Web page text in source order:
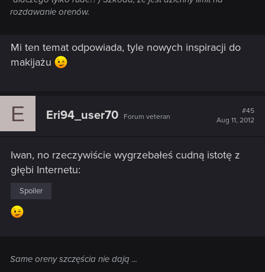
rozdawanie orenów.
Mi ten temat odpowiada, tyle nowych inspiracji do
makijażu
E Eri94_user70 Forum veteran
#45
Aug 11, 2012
Iwan, no rzeczywiście wygrzebałeś cudną istotę z
głębi Internetu:
Spoiler
Same oreny szczęścia nie dają ...